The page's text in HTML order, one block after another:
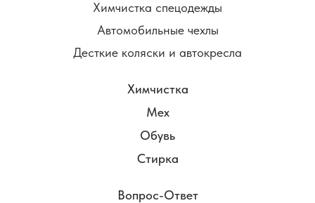
Химчистка спецодежды
Автомобильные чехлы
Десткие коляски и автокресла
Химчистка
Мех
Обувь
Стирка
Вопрос-Ответ